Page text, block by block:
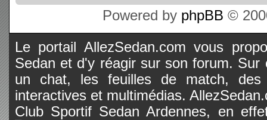
Powered by phpBB ©
Le portail AllezSedan.com vous
Sedan et d'y réagir sur son forum.
un chat, les feuilles de match, des
interactives et multimédias.
Club Sportif Sedan Ardennes, en